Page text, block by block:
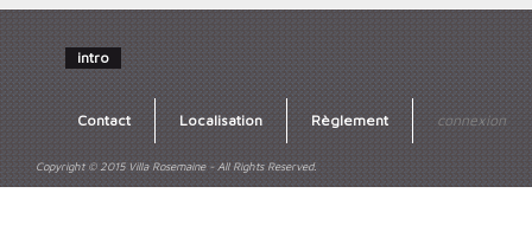
g
e
s
intro
Contact Localisation Règlement connexion
Copyright © 2015 Villa Rosemaine - All Rights Reserved.